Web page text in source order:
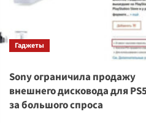
Гаджеты
Sony ограничила продажу
внешнего дисковода для
за большого спроса